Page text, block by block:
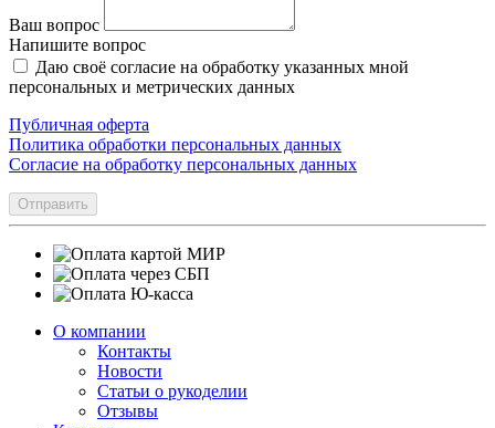
Ваш вопрос
Напишите вопрос
Даю своё согласие на обработку указанных мной
персональных и метрических данных
Публичная оферта
Политика обработки персональных данных
Согласие на обработку персональных данных
Отправить
О компании
Контакты
Новости
Статьи о рукоделии
Отзывы